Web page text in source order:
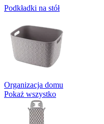
Podkładki na stół
Organizacja domu
Pokaż wszystko